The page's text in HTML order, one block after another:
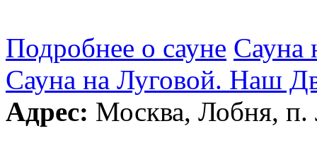
Подробнее о сауне Сауна
Сауна на Луговой. Наш
Адрес: Москва, Лобня, п.